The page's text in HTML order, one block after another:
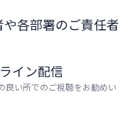
や各部署のご責任者
イン配信
良い所でのご視聴をお勧めい